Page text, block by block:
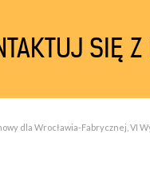
SIĘ
dla Wrocławia-Fabrycznej, VI